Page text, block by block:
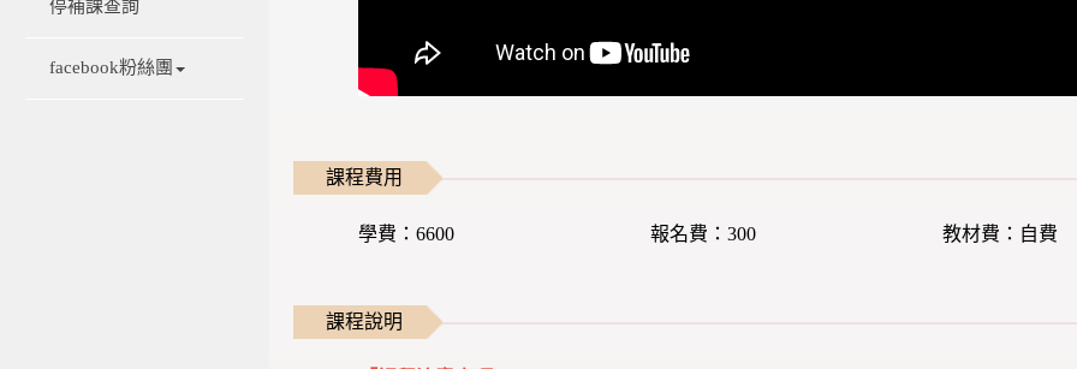
停補課查詢
facebook粉絲團
課程費用
學費：6600 報名費：300 教材費：自費
課程說明